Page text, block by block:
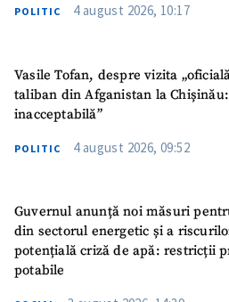
POLITIC 4 august 2026, 10:17
Vasile Tofan, despre vizita
taliban din Afganistan la
inacceptabilă”
POLITIC 4 august 2026, 09:52
Guvernul anunță noi măsuri
din sectorul energetic și a
potențială criză de apă: restricții
potabile